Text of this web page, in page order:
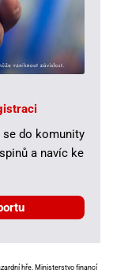
do komunity
a navíc ke
hře. Ministerstvo financí